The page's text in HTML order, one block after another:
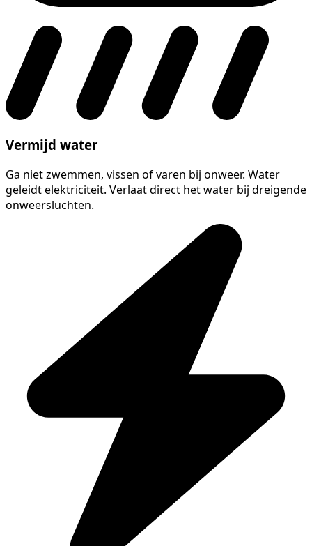
Vermijd water
Ga niet zwemmen, vissen of varen bij onweer. Water
geleidt elektriciteit. Verlaat direct het water bij dreigende
onweersluchten.